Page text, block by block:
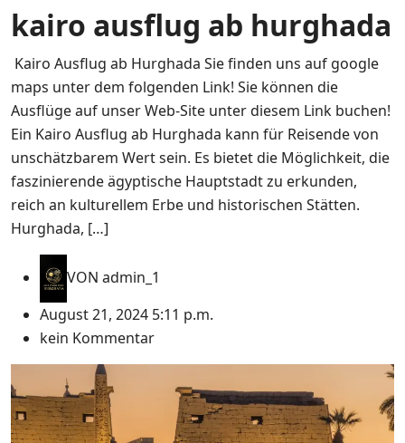
kairo ausflug ab hurghada
Kairo Ausflug ab Hurghada Sie finden uns auf google
maps unter dem folgenden Link! Sie können die
Ausflüge auf unser Web-Site unter diesem Link buchen!
Ein Kairo Ausflug ab Hurghada kann für Reisende von
unschätzbarem Wert sein. Es bietet die Möglichkeit, die
faszinierende ägyptische Hauptstadt zu erkunden,
reich an kulturellem Erbe und historischen Stätten.
Hurghada, […]
VON admin_1
August 21, 2024 5:11 p.m.
kein Kommentar